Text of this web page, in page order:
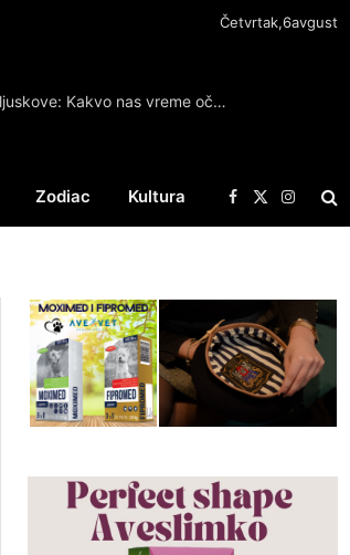
Četvrtak,6avgust
Danas do 40 stepeni, uz moguće pljuskove: Kakvo nas vreme očekuje za vikend
Zodiac Kultura Facebook
X
(Twitter)
Instagram